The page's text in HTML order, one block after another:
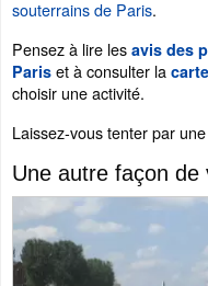
souterrains de Paris.
Pensez à lire les avis des
Paris et à consulter la
choisir une activité.
Laissez-vous tenter par
Une autre façon de